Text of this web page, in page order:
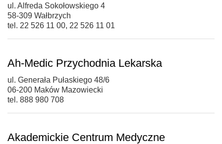
ul. Alfreda Sokołowskiego 4
58-309 Wałbrzych
tel. 22 526 11 00, 22 526 11 01
Ah-Medic Przychodnia Lekarska
ul. Generała Pułaskiego 48/6
06-200 Maków Mazowiecki
tel. 888 980 708
Akademickie Centrum Medyczne